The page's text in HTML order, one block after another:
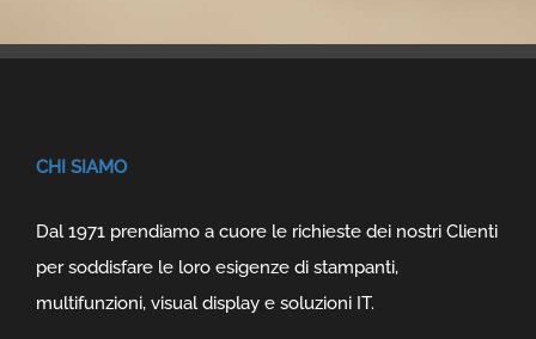
CHI SIAMO
Dal 1971 prendiamo a cuore le richieste dei nostri Clienti
per soddisfare le loro esigenze di stampanti,
multifunzioni, visual display e soluzioni IT.